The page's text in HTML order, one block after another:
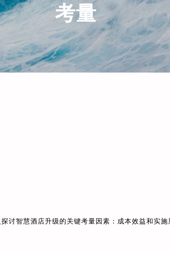
考量
讨智慧酒店升级的关键考量因素：成本效益和实施